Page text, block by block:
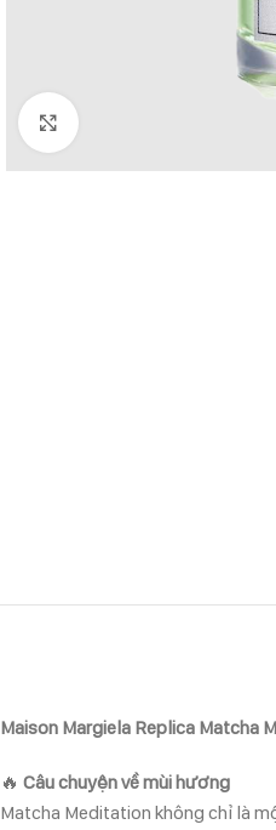
Maison Margiela Replica Matcha
🔥 Câu chuyện về mùi hương
Matcha Meditation không chỉ là